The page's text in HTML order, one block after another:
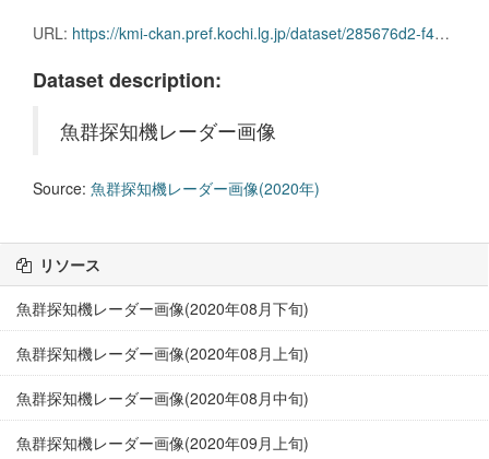
URL: https://kmi-ckan.pref.kochi.lg.jp/dataset/285676d2-f4c1-41d1-96ed-99d6747533d5/resource/e47df3cd-2c7f-4579-982a-4449f76aa232/download/gyoguntanchikireedaagazou2020nen09gekkajun.zip
Dataset description:
魚群探知機レーダー画像
Source: 魚群探知機レーダー画像(2020年)
リソース
魚群探知機レーダー画像(2020年08月下旬)
魚群探知機レーダー画像(2020年08月上旬)
魚群探知機レーダー画像(2020年08月中旬)
魚群探知機レーダー画像(2020年09月上旬)